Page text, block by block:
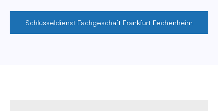
Schlüsseldienst Fachgeschäft Frankfurt Fechenheim